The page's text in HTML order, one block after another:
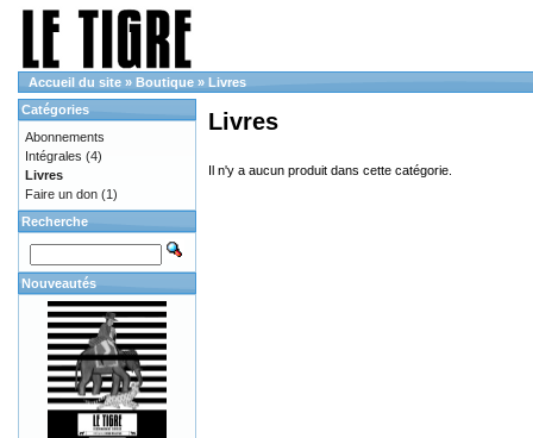
Accueil du site » Boutique » Livres
Livres
Il n'y a aucun produit dans cette catégorie.
Catégories
Abonnements
Intégrales (4)
Livres
Faire un don (1)
Recherche
Nouveautés